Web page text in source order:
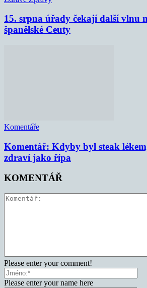
15. srpna úřady čekají další vlnu
španělské Ceuty
Komentáře
Komentář: Kdyby byl steak
zdraví jako řípa
KOMENTÁŘ
Please enter your comment!
Please enter your name here